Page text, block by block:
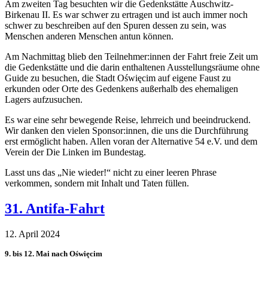
Am zweiten Tag besuchten wir die Gedenkstätte Auschwitz-
Birkenau II. Es war schwer zu ertragen und ist auch immer noch
schwer zu beschreiben auf den Spuren dessen zu sein, was
Menschen anderen Menschen antun können.
Am Nachmittag blieb den Teilnehmer:innen der Fahrt freie Zeit um
die Gedenkstätte und die darin enthaltenen Ausstellungsräume ohne
Guide zu besuchen, die Stadt Oświęcim auf eigene Faust zu
erkunden oder Orte des Gedenkens außerhalb des ehemaligen
Lagers aufzusuchen.
Es war eine sehr bewegende Reise, lehrreich und beeindruckend.
Wir danken den vielen Sponsor:innen, die uns die Durchführung
erst ermöglicht haben. Allen voran der Alternative 54 e.V. und dem
Verein der Die Linken im Bundestag.
Lasst uns das „Nie wieder!“ nicht zu einer leeren Phrase
verkommen, sondern mit Inhalt und Taten füllen.
31. Antifa-Fahrt
12. April 2024
9. bis 12. Mai nach Oświęcim